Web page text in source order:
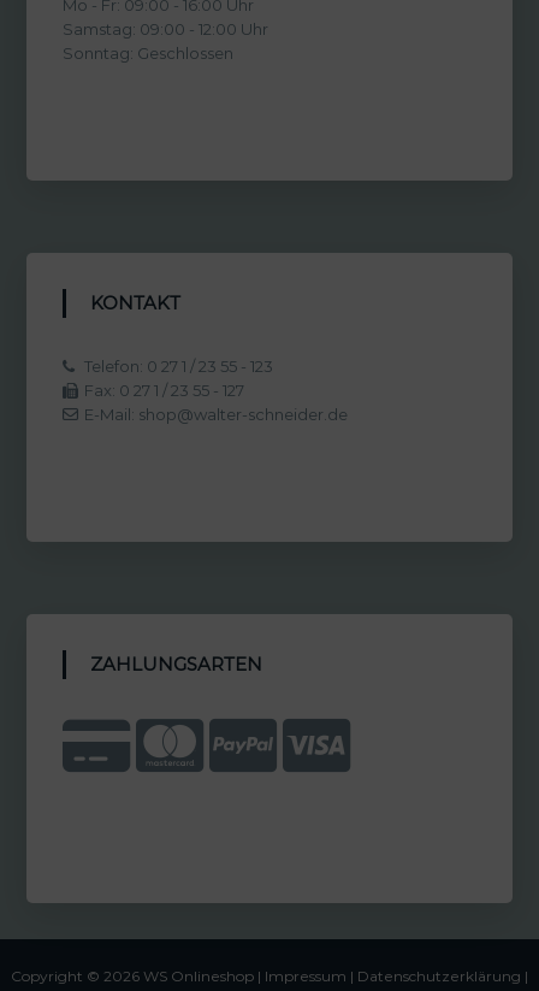
Mo - Fr: 09:00 - 16:00 Uhr
Samstag: 09:00 - 12:00 Uhr
Sonntag: Geschlossen
KONTAKT
Telefon: 0 27 1 / 23 55 - 123
Fax: 0 27 1 / 23 55 - 127
E-Mail: shop@walter-schneider.de
ZAHLUNGSARTEN
Copyright © 2026 WS Onlineshop | Impressum | Datenschutzerklärung |